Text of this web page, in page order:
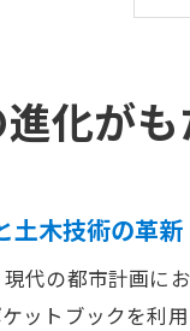
化が
土木技術の革新
代の都市計画に
ットブックを利